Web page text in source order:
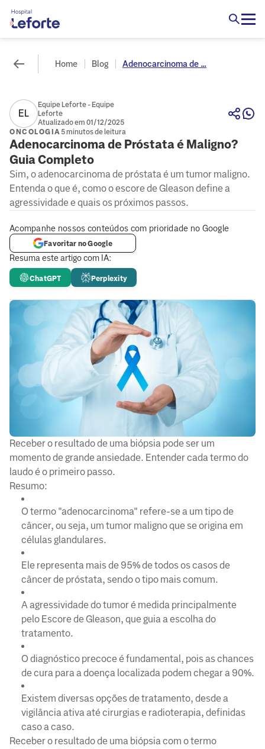
Home Blog Adenocarcinoma de ...
EL
Equipe Leforte - Equipe
Leforte
Atualizado em 01/12/2025
ONCOLOGIA 5 minutos de leitura
Adenocarcinoma de Próstata é Maligno?
Guia Completo
Sim, o adenocarcinoma de próstata é um tumor maligno.
Entenda o que é, como o escore de Gleason define a
agressividade e quais os próximos passos.
Resuma este artigo com IA:
ChatGPT Perplexity
Acompanhe nossos conteúdos com prioridade no Google
Favoritar no Google
Receber o resultado de uma biópsia pode ser um
momento de grande ansiedade. Entender cada termo do
laudo é o primeiro passo.
Resumo:
O termo "adenocarcinoma" refere-se a um tipo de
câncer, ou seja, um tumor maligno que se origina em
células glandulares.
Ele representa mais de 95% de todos os casos de
câncer de próstata, sendo o tipo mais comum.
A agressividade do tumor é medida principalmente
pelo Escore de Gleason, que guia a escolha do
tratamento.
O diagnóstico precoce é fundamental, pois as chances
de cura para a doença localizada podem chegar a 90%.
Existem diversas opções de tratamento, desde a
vigilância ativa até cirurgias e radioterapia, definidas
caso a caso.
Receber o resultado de uma biópsia com o termo